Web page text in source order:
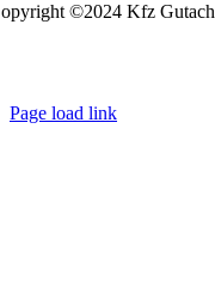
©2024 Kfz
Page load link